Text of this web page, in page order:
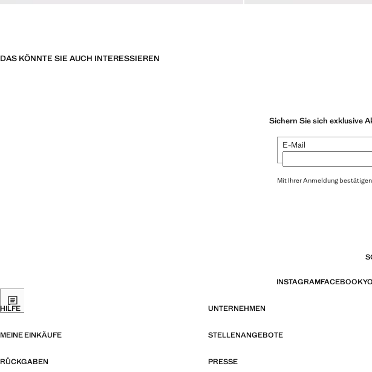
DAS KÖNNTE SIE AUCH INTERESSIEREN
Sichern Sie sich exklusive
E-Mail
Mit Ihrer Anmeldung
INSTAGRAMFACEBOOK
HILFE UNTERNEHMEN
MEINE EINKÄUFE STELLENANGEBOTE
RÜCKGABEN PRESSE